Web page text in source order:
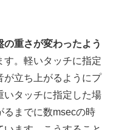
の重さが変わったよう
。 軽いタッチに指定
が立ち上がるようにプ
いタッチに指定した場
るまでに数msecの時